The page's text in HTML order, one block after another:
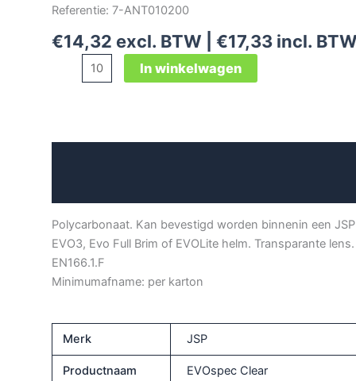
Referentie: 7-ANT010200
€14,32 excl. BTW | €17,33 incl.
EVOspec
aantal
In winkelwagen
Polycarbonaat. Kan bevestigd worden binnenin een JSP
EVO3, Evo Full Brim of EVOLite helm. Transparante lens.
EN166.1.F
Minimumafname: per karton
Merk JSP
Productnaam EVOspec Clear